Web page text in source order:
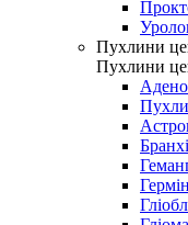
Пухлини
Пухлини